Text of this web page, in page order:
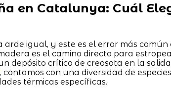
en Catalunya: Cuál
arde igual, y este es el error más
es el camino directo para
depósito crítico de creosota en la
, contamos con una diversidad de
térmicas específicas.